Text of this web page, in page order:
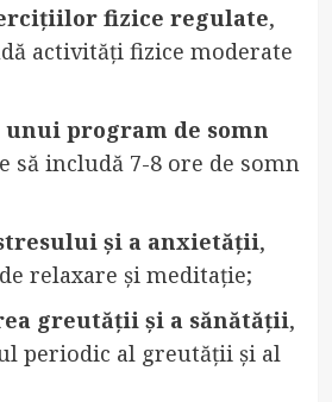
fizice regulate,
activități fizice moderate
program de somn
să includă 7-8 ore de somn
și a anxietății,
relaxare și meditație;
greutății și a sănătății,
periodic al greutății și al